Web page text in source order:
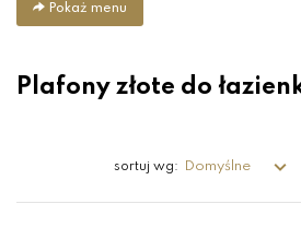
Pokaż menu
Plafony złote do
sortuj wg: Domyślne